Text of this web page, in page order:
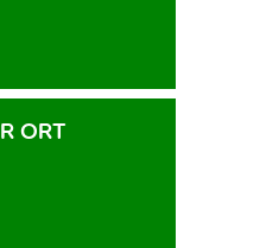
Ort